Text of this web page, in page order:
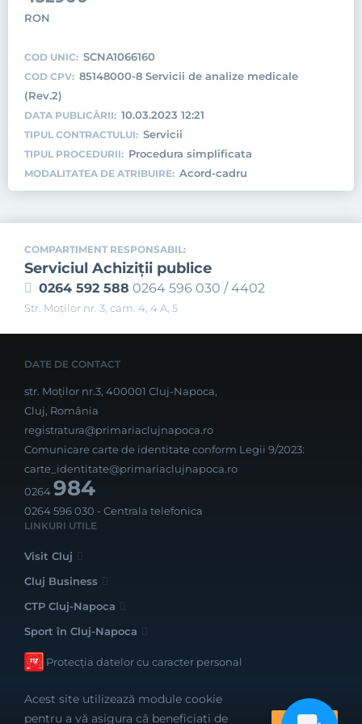
RON
COD UNIC: SCNA1066160
COD CPV: 85148000-8 Servicii de analize medicale
(Rev.2)
DATA PUBLICĂRII: 10.03.2023 12:21
TIPUL CONTRACTULUI: Servicii
TIPUL PROCEDURII: Procedura simplificata
MODALITATEA DE ATRIBUIRE: Acord-cadru
COMPARTIMENT RESPONSABIL:
Serviciul Achiziţii publice
0264 592 588 0264 596 030 / 4402
Str. Moţilor nr. 3, cam. 4, 4 A, 5
DATE DE CONTACT
str. Moților nr.3, 400001 Cluj-Napoca,
Cluj, România
registratura@primariaclujnapoca.ro
Comunicare carte de identitate conform Legii 9/2023:
carte_identitate@primariaclujnapoca.ro
0264984
0264 596 030 - Centrala telefonica
LINKURI UTILE
Visit Cluj
Cluj Business
CTP Cluj-Napoca
Sport în Cluj-Napoca
Protecția datelor cu caracter personal
Acest site utilizează module cookie
pentru a vă asigura că beneficiați de